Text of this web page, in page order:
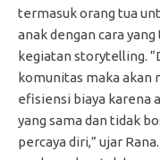
termasuk orang tua
anak dengan cara
kegiatan storytelling.
komunitas maka akan
efisiensi biaya karena
yang sama dan tidak
percaya diri,” ujar